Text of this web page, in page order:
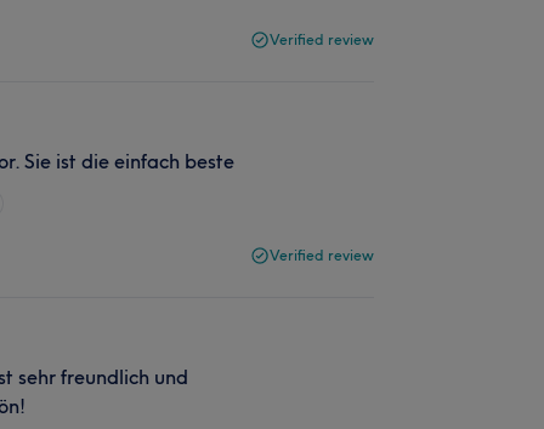
Verified review
Sie ist die einfach beste
Verified review
sehr freundlich und